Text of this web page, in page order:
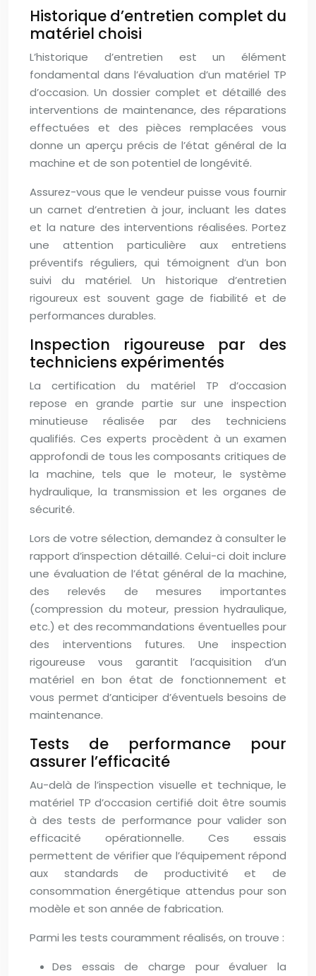
Historique d’entretien complet du
matériel choisi
L’historique d’entretien est un élément
fondamental dans l’évaluation d’un matériel TP
d’occasion. Un dossier complet et détaillé des
interventions de maintenance, des réparations
effectuées et des pièces remplacées vous
donne un aperçu précis de l’état général de la
machine et de son potentiel de longévité.
Assurez-vous que le vendeur puisse vous fournir
un carnet d’entretien à jour, incluant les dates
et la nature des interventions réalisées. Portez
une attention particulière aux entretiens
préventifs réguliers, qui témoignent d’un bon
suivi du matériel. Un historique d’entretien
rigoureux est souvent gage de fiabilité et de
performances durables.
Inspection rigoureuse par des
techniciens expérimentés
La certification du matériel TP d’occasion
repose en grande partie sur une inspection
minutieuse réalisée par des techniciens
qualifiés. Ces experts procèdent à un examen
approfondi de tous les composants critiques de
la machine, tels que le moteur, le système
hydraulique, la transmission et les organes de
sécurité.
Lors de votre sélection, demandez à consulter le
rapport d’inspection détaillé. Celui-ci doit inclure
une évaluation de l’état général de la machine,
des relevés de mesures importantes
(compression du moteur, pression hydraulique,
etc.) et des recommandations éventuelles pour
des interventions futures. Une inspection
rigoureuse vous garantit l’acquisition d’un
matériel en bon état de fonctionnement et
vous permet d’anticiper d’éventuels besoins de
maintenance.
Tests de performance pour
assurer l’efficacité
Au-delà de l’inspection visuelle et technique, le
matériel TP d’occasion certifié doit être soumis
à des tests de performance pour valider son
efficacité opérationnelle. Ces essais
permettent de vérifier que l’équipement répond
aux standards de productivité et de
consommation énergétique attendus pour son
modèle et son année de fabrication.
Parmi les tests couramment réalisés, on trouve :
Des essais de charge pour évaluer la